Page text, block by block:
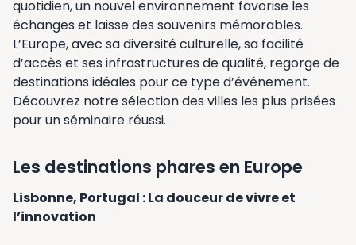
quotidien, un nouvel environnement favorise les
échanges et laisse des souvenirs mémorables.
L’Europe, avec sa diversité culturelle, sa facilité
d’accès et ses infrastructures de qualité, regorge de
destinations idéales pour ce type d’événement.
Découvrez notre sélection des villes les plus prisées
pour un séminaire réussi.
Les destinations phares en Europe
Lisbonne, Portugal : La douceur de vivre et
l’innovation